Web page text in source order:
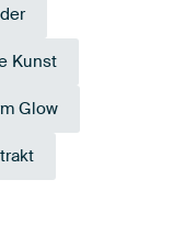
Kunst
Glow